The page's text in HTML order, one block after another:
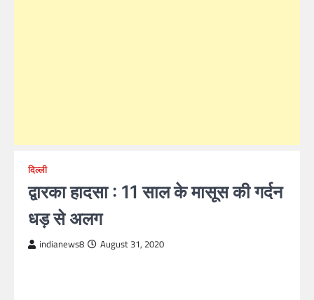
दिल्ली
द्वारका हादसा : 11 साल के मासूस की गर्दन
धड़ से अलग
indianews8 August 31, 2020